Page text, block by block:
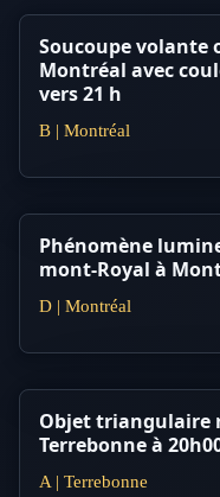
Soucoupe volante
Montréal avec
vers 21 h
B | Montréal
Phénomène
mont-Royal à
D | Montréal
Objet triangulaire
Terrebonne à
A | Terrebonne